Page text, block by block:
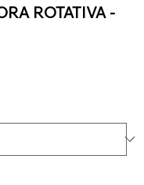
ROTATIVA -